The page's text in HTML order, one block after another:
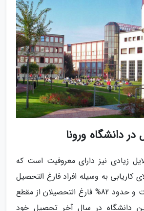
دانشگاه ورونا
زیادی نیز دارای معروفیت است که
کاریابی به وسیله افراد فارغ التحصیل
از این دانشگاه است و حدود 82% فارغ التحصیلان از مقطع
دانشگاه در سال آخر تحصیل خود